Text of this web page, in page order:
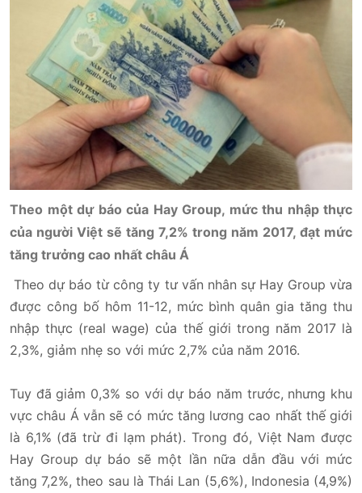
Theo một dự báo của Hay Group, mức thu nhập thực
của người Việt sẽ tăng 7,2% trong năm 2017, đạt mức
tăng trưởng cao nhất châu Á
Theo dự báo từ công ty tư vấn nhân sự Hay Group vừa
được công bố hôm 11-12, mức bình quân gia tăng thu
nhập thực (real wage) của thế giới trong năm 2017 là
2,3%, giảm nhẹ so với mức 2,7% của năm 2016.
Tuy đã giảm 0,3% so với dự báo năm trước, nhưng khu
vực châu Á vẫn sẽ có mức tăng lương cao nhất thế giới
là 6,1% (đã trừ đi lạm phát). Trong đó, Việt Nam được
Hay Group dự báo sẽ một lần nữa dẫn đầu với mức
tăng 7,2%, theo sau là Thái Lan (5,6%), Indonesia (4,9%)